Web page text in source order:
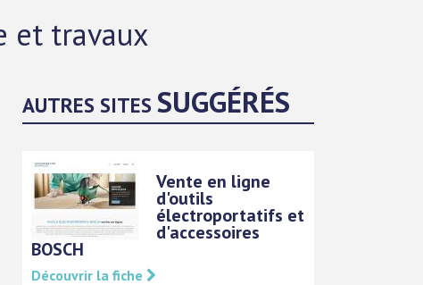
et travaux
AUTRES SITESSUGGÉRÉS
Vente en ligne
d'outils
électroportatifs et
d'accessoires
BOSCH
Découvrir la fiche